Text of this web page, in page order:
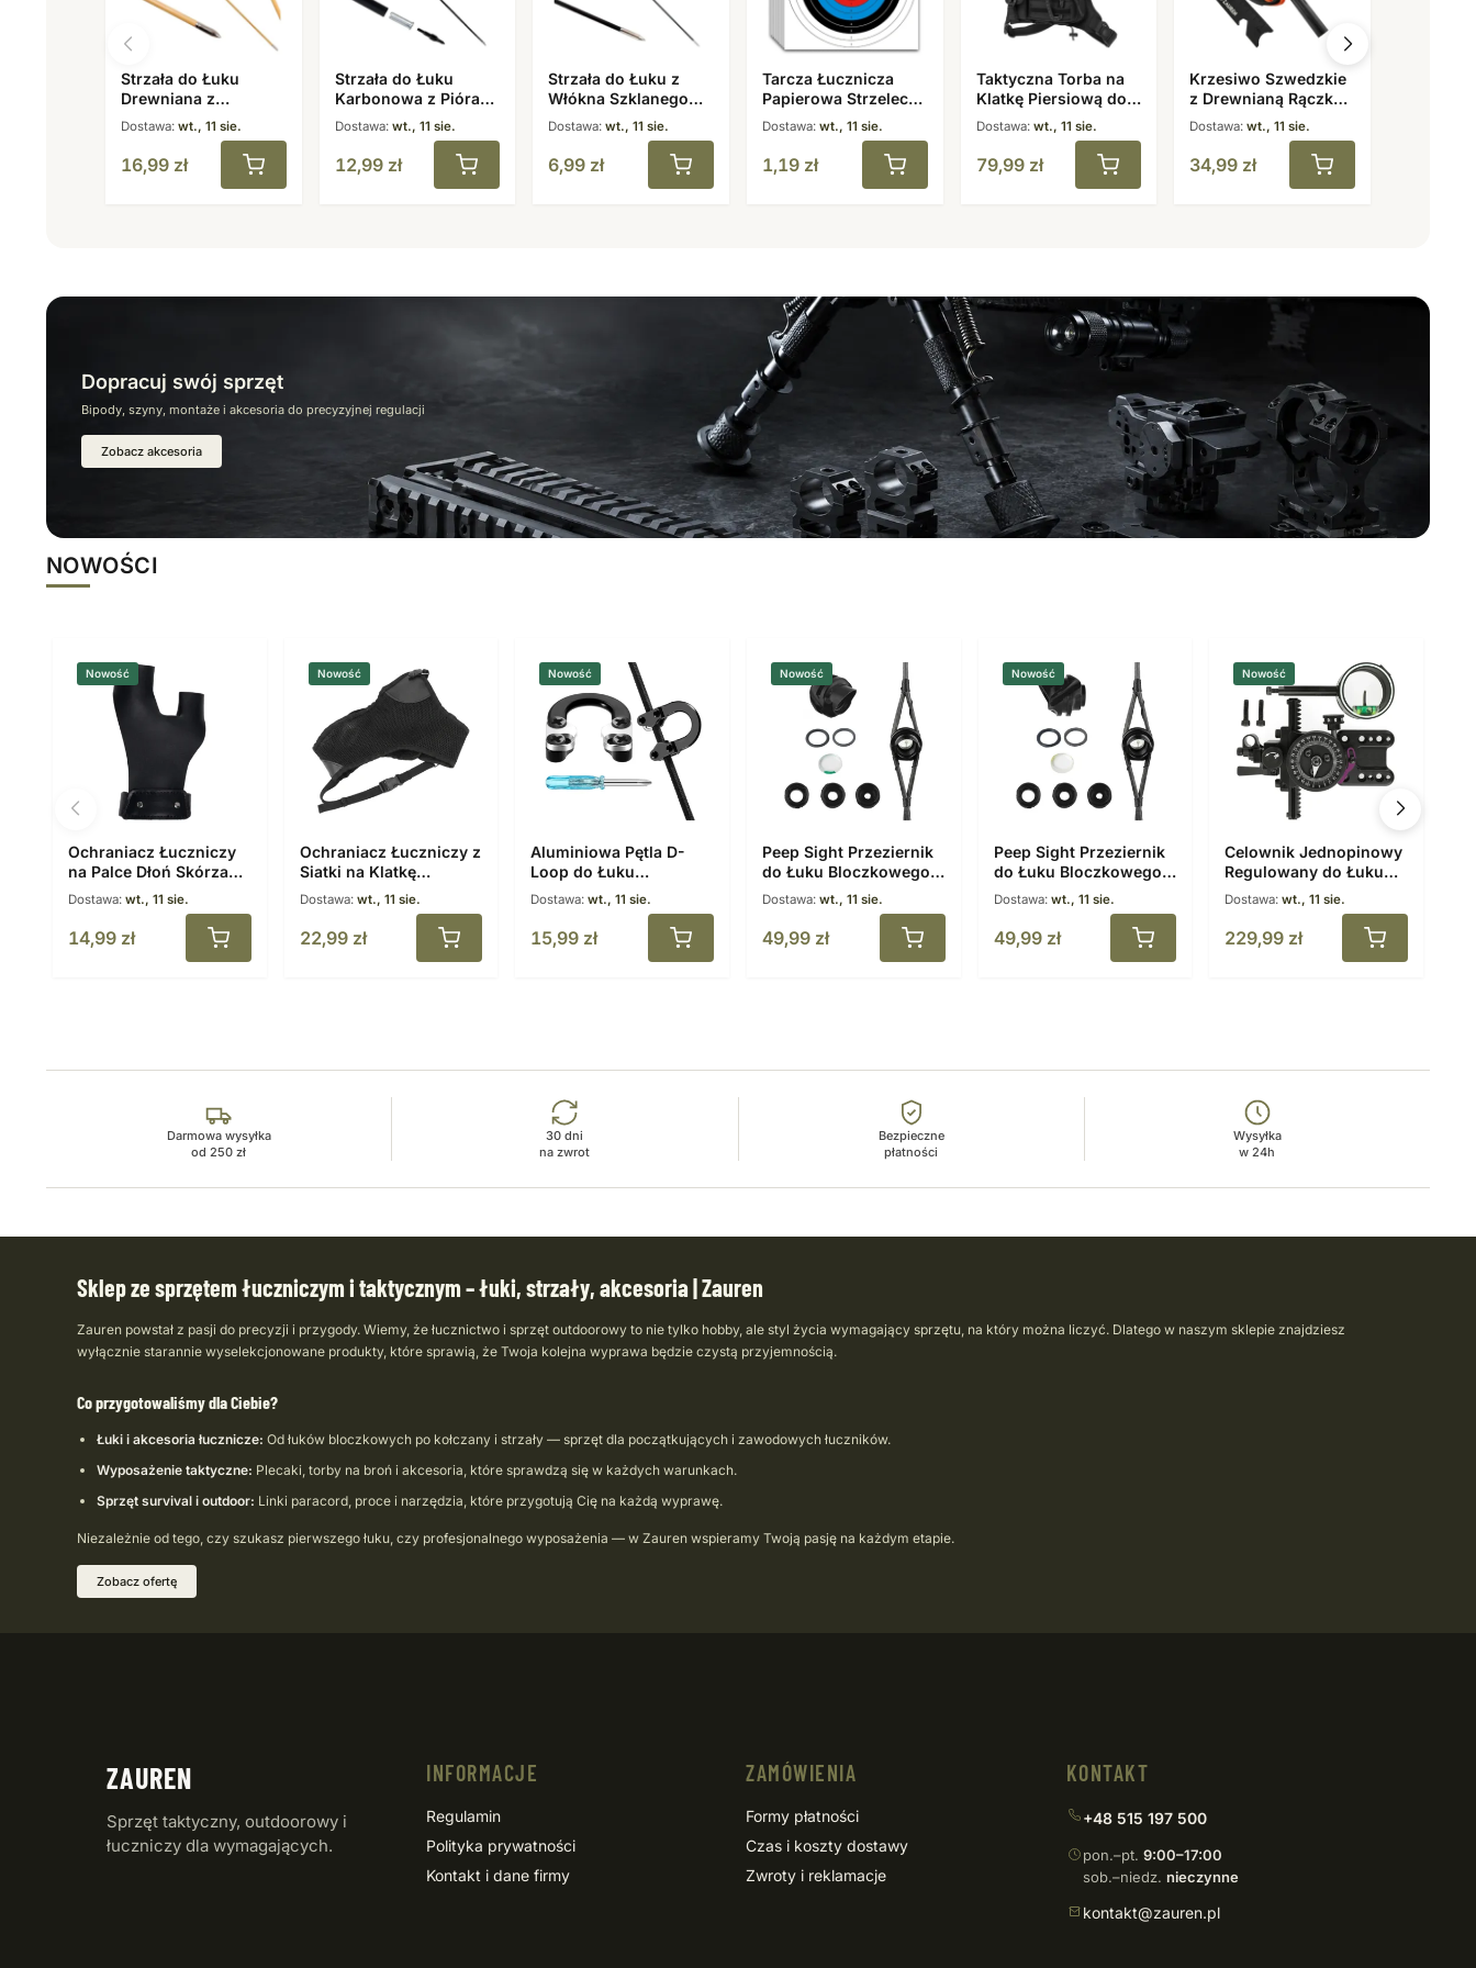
Strzała do Łuku
Drewniana z
Naturalnymi Piórami
8 mm 31,5″
Dostawa: wt., 11 sie.
16,99 zł
Strzała do Łuku
Karbonowa z Piórami
7,8 mm 31,5″ Spine
Dostawa: wt., 11 sie.
12,99 zł
Strzała do Łuku z
Włókna Szklanego
31,5″ 6 mm
Dostawa:wt., 11 sie.
6,99 zł
Tarcza Łucznicza
Papierowa Strzelecka
40×40 cm 1 szt.
Dostawa: wt., 11 sie.
1,19 zł
Taktyczna Torba na
Klatkę Piersiową do
Biegania Czarna
Dostawa: wt., 11 sie.
79,99 zł
Krzesiwo Szwedzkie
z Drewnianą Rączką i
Gwizdkiem
Dostawa:wt., 11 sie.
34,99 zł
Dopracuj swój sprzęt
Bipody, szyny, montaże i akcesoria do precyzyjnej regulacji
Zobacz akcesoria
NOWOŚCI
Nowość
Ochraniacz Łuczniczy
na Palce Dłoń Skórzany
Czarny
Dostawa: wt., 11 sie.
14,99 zł
Nowość
Ochraniacz Łuczniczy z
Siatki na Klatkę
Piersiową Regulowany
Dostawa: wt., 11 sie.
22,99 zł
Nowość
Aluminiowa Pętla D-
Loop do Łuku
Bloczkowego
Dostawa:wt., 11 sie.
15,99 zł
Nowość
Peep Sight Przeziernik
do Łuku Bloczkowego
37 stopni + 3 wkłady
przysłony #2
Dostawa: wt., 11 sie.
49,99 zł
Nowość
Peep Sight Przeziernik
do Łuku Bloczkowego
37 stopni + 3 wkłady
przysłony #1
Dostawa: wt., 11 sie.
49,99 zł
Nowość
Celownik Jednopinowy
Regulowany do Łuku
Bloczkowego x4 z
Poziomicą
Dostawa:wt., 11 sie.
229,99 zł
Darmowa wysyłka
od 250 zł
30 dni
na zwrot
Bezpieczne
płatności
Wysyłka
w 24h
Sklep ze sprzętem łuczniczym i taktycznym – łuki, strzały, akcesoria | Zauren
Zauren powstał z pasji do precyzji i przygody. Wiemy, że łucznictwo i sprzęt outdoorowy to nie tylko hobby, ale styl życia wymagający sprzętu, na który można liczyć. Dlatego w naszym sklepie znajdziesz
wyłącznie starannie wyselekcjonowane produkty, które sprawią, że Twoja kolejna wyprawa będzie czystą przyjemnością.
Co przygotowaliśmy dla Ciebie?
Łuki i akcesoria łucznicze: Od łuków bloczkowych po kołczany i strzały — sprzęt dla początkujących i zawodowych łuczników.
Wyposażenie taktyczne: Plecaki, torby na broń i akcesoria, które sprawdzą się w każdych warunkach.
Sprzęt survival i outdoor: Linki paracord, proce i narzędzia, które przygotują Cię na każdą wyprawę.
Niezależnie od tego, czy szukasz pierwszego łuku, czy profesjonalnego wyposażenia — w Zauren wspieramy Twoją pasję na każdym etapie.
Zobacz ofertę
ZAUREN
Sprzęt taktyczny, outdoorowy i
łuczniczy dla wymagających.
INFORMACJE
Regulamin
Polityka prywatności
Kontakt i dane firmy
ZAMÓWIENIA
Formy płatności
Czas i koszty dostawy
Zwroty i reklamacje
KONTAKT
+48 515 197 500
pon.–pt. 9:00–17:00
sob.–niedz. nieczynne
kontakt@zauren.pl